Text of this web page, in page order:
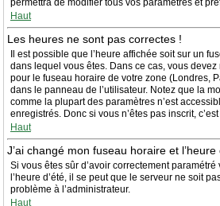
permettra de modifier tous vos paramètres et
Haut
Les heures ne sont pas correctes !
Il est possible que l’heure affichée soit sur un
dans lequel vous êtes. Dans ce cas, vous
pour le fuseau horaire de votre zone (Londres,
dans le panneau de l’utilisateur. Notez que la
comme la plupart des paramètres n’est
enregistrés. Donc si vous n’êtes pas inscrit,
Haut
J’ai changé mon fuseau horaire et
Si vous êtes sûr d’avoir correctement
l’heure d’été, il se peut que le serveur ne soit
problème à l’administrateur.
Haut